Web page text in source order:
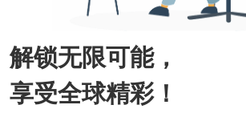
解锁无限可能，
享受全球精彩！